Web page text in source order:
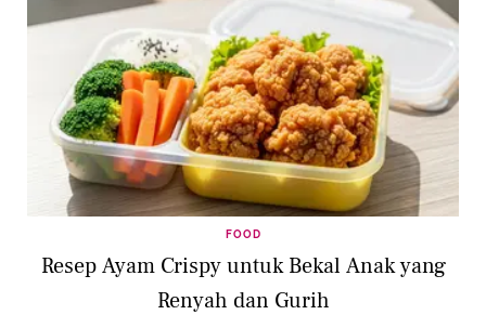
FOOD
Resep Ayam Crispy untuk Bekal Anak yang
Renyah dan Gurih